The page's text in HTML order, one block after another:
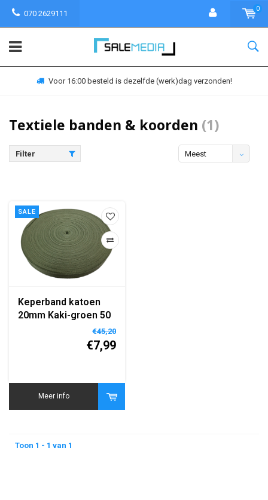
070 2629111
0
Voor 16:00 besteld is dezelfde (werk)dag verzonden!
Textiele banden & koorden (1)
Filter
Meest
SALE
Keperband katoen
20mm Kaki-groen 50
€45,20
€7,99
Meer info
Toon 1 - 1 van 1